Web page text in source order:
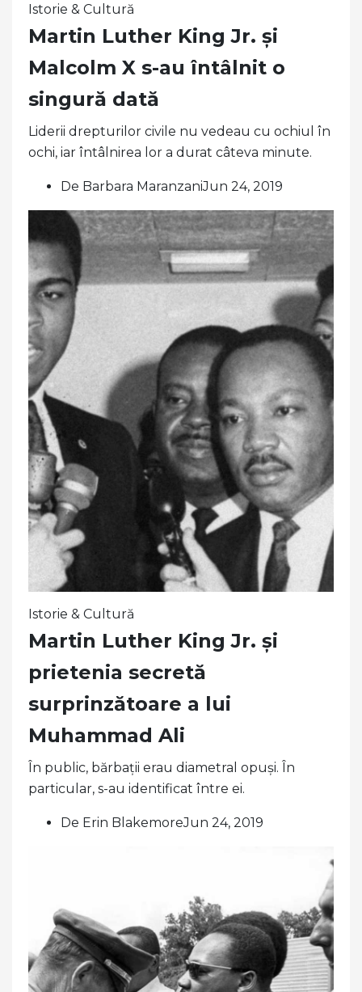
Istorie & Cultură
Martin Luther King Jr. și
Malcolm X s-au întâlnit o
singură dată
Liderii drepturilor civile nu vedeau cu ochiul în
ochi, iar întâlnirea lor a durat câteva minute.
De Barbara MaranzaniJun 24, 2019
Istorie & Cultură
Martin Luther King Jr. și
prietenia secretă
surprinzătoare a lui
Muhammad Ali
În public, bărbații erau diametral opuși. În
particular, s-au identificat între ei.
De Erin BlakemoreJun 24, 2019